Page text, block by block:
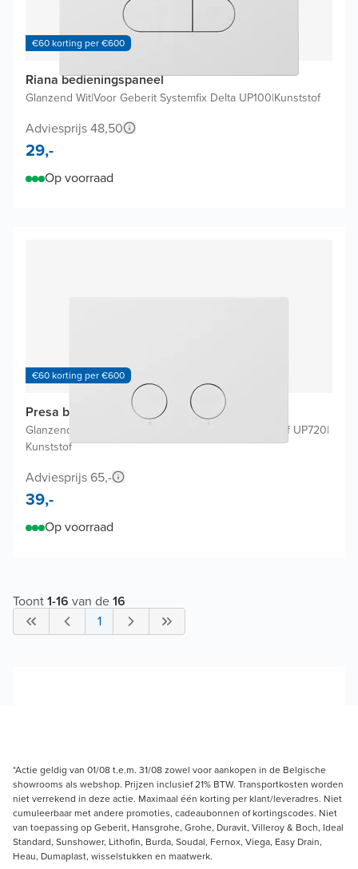
€60 korting per €600
Riana bedieningspaneel
Glanzend Wit|Voor Geberit Systemfix Delta UP100|Kunststof
Adviesprijs 48,50
29,-
Op voorraad
€60 korting per €600
Presa bedieningspaneel
Glanzend Wit Voor Geberit Systemfix Sigma UP320 of UP720|
Kunststof
Adviesprijs 65,-
39,-
Op voorraad
Toont1-16 van de16
1
*Actie geldig van 01/08 t.e.m. 31/08 zowel voor aankopen in de Belgische
showrooms als webshop. Prijzen inclusief 21% BTW. Transportkosten worden
niet verrekend in deze actie. Maximaal één korting per klant/leveradres. Niet
cumuleerbaar met andere promoties, cadeaubonnen of kortingscodes. Niet
van toepassing op Geberit, Hansgrohe, Grohe, Duravit, Villeroy & Boch, Ideal
Standard, Sunshower, Lithofin, Burda, Soudal, Fernox, Viega, Easy Drain,
Heau, Dumaplast, wisselstukken en maatwerk.